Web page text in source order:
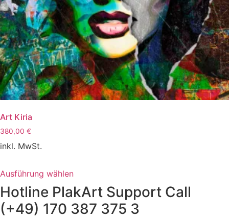
Art Kiria
380,00 €
inkl. MwSt.
Ausführung wählenProdukt
weist
mehrere
Varianten
Hotline PlakArt Support Call
(+49) 170 387 375 3